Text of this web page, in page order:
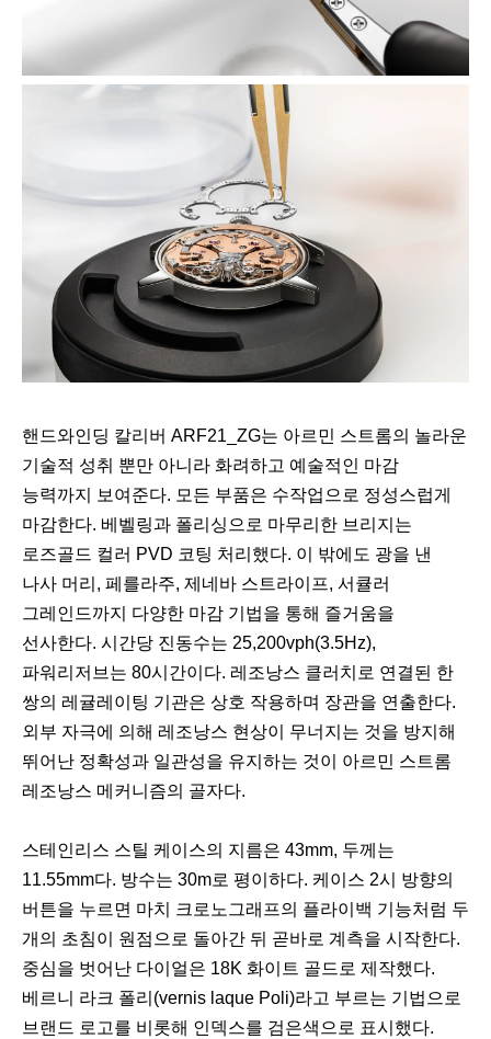
핸드와인딩 칼리버 ARF21_ZG는 아르민 스트롬의 놀라운
기술적 성취 뿐만 아니라 화려하고 예술적인 마감
능력까지 보여준다. 모든 부품은 수작업으로 정성스럽게
마감한다. 베벨링과 폴리싱으로 마무리한 브리지는
로즈골드 컬러 PVD 코팅 처리했다. 이 밖에도 광을 낸
나사 머리, 페를라주, 제네바 스트라이프, 서큘러
그레인드까지 다양한 마감 기법을 통해 즐거움을
선사한다. 시간당 진동수는 25,200vph(3.5Hz),
파워리저브는 80시간이다. 레조낭스 클러치로 연결된 한
쌍의 레귤레이팅 기관은 상호 작용하며 장관을 연출한다.
외부 자극에 의해 레조낭스 현상이 무너지는 것을 방지해
뛰어난 정확성과 일관성을 유지하는 것이 아르민 스트롬
레조낭스 메커니즘의 골자다.
스테인리스 스틸 케이스의 지름은 43mm, 두께는
11.55mm다. 방수는 30m로 평이하다. 케이스 2시 방향의
버튼을 누르면 마치 크로노그래프의 플라이백 기능처럼 두
개의 초침이 원점으로 돌아간 뒤 곧바로 계측을 시작한다.
중심을 벗어난 다이얼은 18K 화이트 골드로 제작했다.
베르니 라크 폴리(vernis laque Poli)라고 부르는 기법으로
브랜드 로고를 비롯해 인덱스를 검은색으로 표시했다.